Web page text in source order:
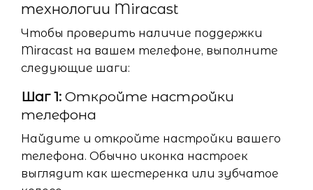
технологии Miracast
Чтобы проверить наличие поддержки
Miracast на вашем телефоне, выполните
следующие шаги:
Шаг 1: Откройте настройки
телефона
Найдите и откройте настройки вашего
телефона. Обычно иконка настроек
выглядит как шестеренка или зубчатое